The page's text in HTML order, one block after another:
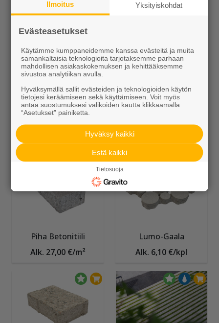
Laineri-reunakivi
Alk. 14,45 €/m
Muut Betonikivet
Piha Betonitiili
Alk. 27,00 €/m²
Lumo-Gaala
Alk. 6,10 €/kpl
Ilmoitus Yksityiskohdat
Evästeasetukset
Käytämme kumppaneidemme kanssa evästeitä ja muita
samankaltaisia teknologioita tarjotaksemme parhaan
mahdollisen asiakaskokemuksen ja kehittääksemme
sivustoa analytiikan avulla.
Hyväksymällä sallit evästeiden ja teknologioiden käytön
tietojesi keräämiseen sekä käyttämiseen. Voit myös
antaa suostumuksesi valikoiden kautta klikkaamalla
“Asetukset” painiketta.
Hyväksy kaikki
Estä kaikki
Tietosuoja